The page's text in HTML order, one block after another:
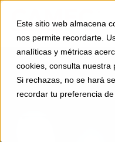
Este sitio web almacena
nos permite recordarte.
analíticas y métricas
cookies, consulta nuestra
Si rechazas, no se hará
recordar tu preferencia